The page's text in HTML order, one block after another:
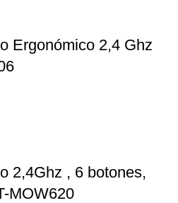
Ergonómico 2,4 Ghz
2,4Ghz , 6 botones,
MOW620